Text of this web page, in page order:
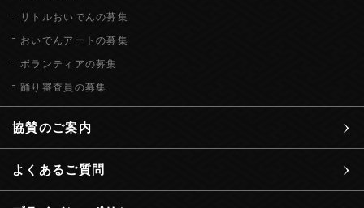
リトルおいでんの募集
おいでんアートの募集
ボランティアの募集
踊り審査員の募集
協賛のご案内
よくあるご質問